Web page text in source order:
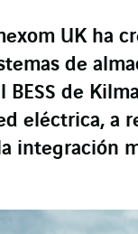
UK ha
de
BESS de
eléctrica, a
integración